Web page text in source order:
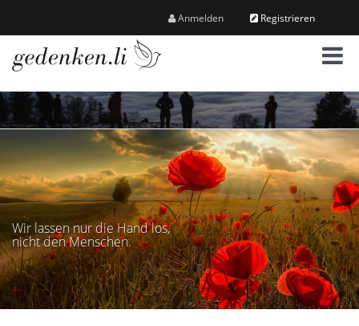
Anmelden Registrieren
M
e
n
ü
Wir lassen nur die Hand los,
nicht den Menschen.